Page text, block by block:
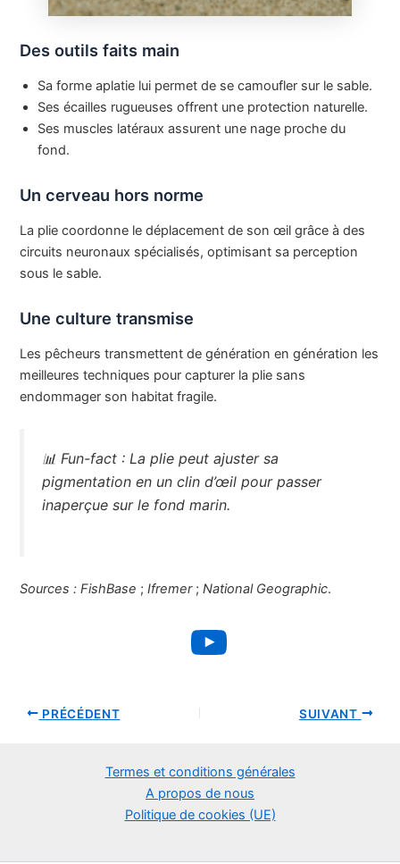
Des outils faits main
Sa forme aplatie lui permet de se camoufler sur le sable.
Ses écailles rugueuses offrent une protection naturelle.
Ses muscles latéraux assurent une nage proche du
fond.
Un cerveau hors norme
La plie coordonne le déplacement de son œil grâce à des
circuits neuronaux spécialisés, optimisant sa perception
sous le sable.
Une culture transmise
Les pêcheurs transmettent de génération en génération les
meilleures techniques pour capturer la plie sans
endommager son habitat fragile.
📊 Fun-fact : La plie peut ajuster sa
pigmentation en un clin d’œil pour passer
inaperçue sur le fond marin.
Sources : FishBase ;Ifremer;National Geographic.
YouTube
PRÉCÉDENT SUIVANT
Termes et conditions générales
A propos de nous
Politique de cookies (UE)